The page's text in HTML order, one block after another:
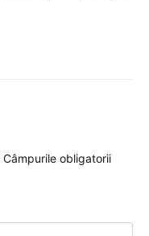
Câmpurile obligatorii